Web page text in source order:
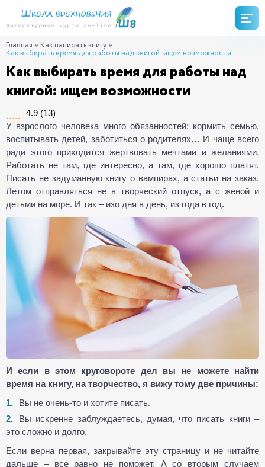
Главная » Как написать книгу »
Как выбирать время для работы над книгой: ищем возможности
Как выбирать время для работы над
книгой: ищем возможности
4.9 (13)
У взрослого человека много обязанностей: кормить семью,
воспитывать детей, заботиться о родителях… И чаще всего
ради этого приходится жертвовать мечтами и желаниями.
Работать не там, где интересно, а там, где хорошо платят.
Писать не задуманную книгу о вампирах, а статьи на заказ.
Летом отправляться не в творческий отпуск, а с женой и
детьми на море. И так – изо дня в день, из года в год.
И если в этом круговороте дел вы не можете найти
время на книгу, на творчество, я вижу тому две причины:
Вы не очень-то и хотите писать.
Вы искренне заблуждаетесь, думая, что писать книги –
это сложно и долго.
Если верна первая, закрывайте эту страницу и не читайте
дальше – все равно не поможет. А со вторым случаем